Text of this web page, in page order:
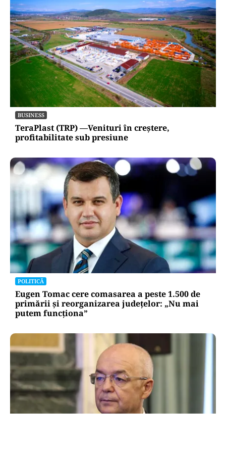
BUSINESS
TeraPlast (TRP) —Venituri în creștere,
profitabilitate sub presiune
POLITICĂ
Eugen Tomac cere comasarea a peste 1.500 de
primării și reorganizarea județelor: „Nu mai
putem funcționa”